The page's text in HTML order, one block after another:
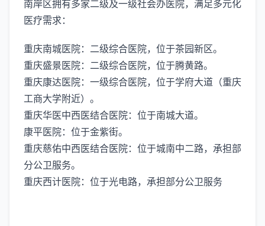
南岸区拥有多家二级及一级社会办医院，满足多元化
医疗需求：
‌重庆南城医院‌：二级综合医院，位于茶园新区。
‌重庆盛景医院‌：二级综合医院，位于腾黄路。
‌重庆康达医院‌：一级综合医院，位于学府大道（重庆
工商大学附近）。
‌重庆华医中西医结合医院‌：位于南城大道。
‌康平医院‌：位于金紫街。
‌重庆慈佑中西医结合医院‌：位于城南中二路，承担部
分公卫服务。
‌重庆西计医院‌：位于光电路，承担部分公卫服务